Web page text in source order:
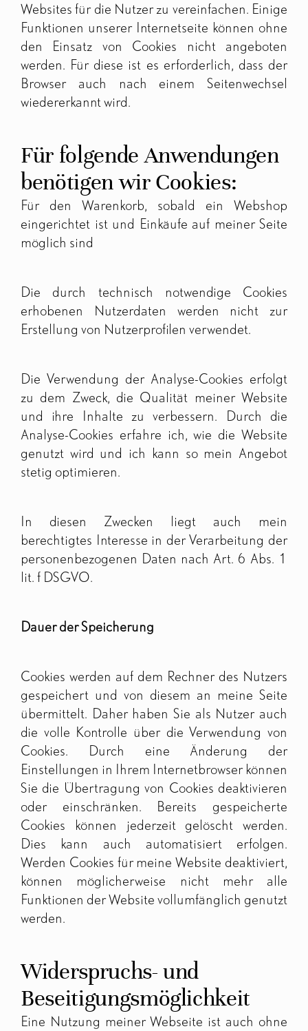
Websites für die Nutzer zu vereinfachen. Einige
Funktionen unserer Internetseite können ohne
den Einsatz von Cookies nicht angeboten
werden. Für diese ist es erforderlich, dass der
Browser auch nach einem Seitenwechsel
wiedererkannt wird.
Für folgende Anwendungen
benötigen wir Cookies:
Für den Warenkorb, sobald ein Webshop
eingerichtet ist und Einkäufe auf meiner Seite
möglich sind
Die durch technisch notwendige Cookies
erhobenen Nutzerdaten werden nicht zur
Erstellung von Nutzerprofilen verwendet.
Die Verwendung der Analyse-Cookies erfolgt
zu dem Zweck, die Qualität meiner Website
und ihre Inhalte zu verbessern. Durch die
Analyse-Cookies erfahre ich, wie die Website
genutzt wird und ich kann so mein Angebot
stetig optimieren.
In diesen Zwecken liegt auch mein
berechtigtes Interesse in der Verarbeitung der
personenbezogenen Daten nach Art. 6 Abs. 1
lit. f DSGVO.
Dauer der Speicherung
Cookies werden auf dem Rechner des Nutzers
gespeichert und von diesem an meine Seite
übermittelt. Daher haben Sie als Nutzer auch
die volle Kontrolle über die Verwendung von
Cookies. Durch eine Änderung der
Einstellungen in Ihrem Internetbrowser können
Sie die Übertragung von Cookies deaktivieren
oder einschränken. Bereits gespeicherte
Cookies können jederzeit gelöscht werden.
Dies kann auch automatisiert erfolgen.
Werden Cookies für meine Website deaktiviert,
können möglicherweise nicht mehr alle
Funktionen der Website vollumfänglich genutzt
werden.
Widerspruchs- und
Beseitigungsmöglichkeit
Eine Nutzung meiner Webseite ist auch ohne